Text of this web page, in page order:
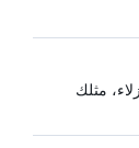
مثلك